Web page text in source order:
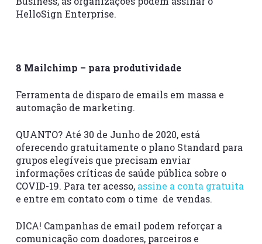
HelloSign Enterprise.
8 Mailchimp – para produtividade
Ferramenta de disparo de emails em massa e
automação de marketing.
QUANTO? Até 30 de Junho de 2020, está
oferecendo gratuitamente o plano Standard para
grupos elegíveis que precisam enviar
informações críticas de saúde pública sobre o
COVID-19. Para ter acesso, assine a conta gratuita
e entre em contato com o time de vendas.
DICA! Campanhas de email podem reforçar a
comunicação com doadores, parceiros e